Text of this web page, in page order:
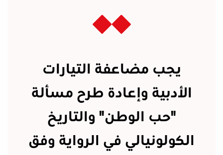
يجب مضاعفة التيارات
الأدبية وإعادة طرح مسألة
"حب الوطن" والتاريخ
الكولونيالي في الرواية وفق